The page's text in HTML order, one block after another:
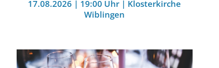
17.08.2026 | 19:00 Uhr | Klosterkirche
Wiblingen